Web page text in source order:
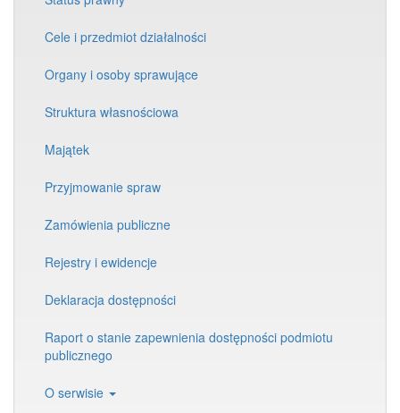
Cele i przedmiot działalności
Organy i osoby sprawujące
Struktura własnościowa
Majątek
Przyjmowanie spraw
Zamówienia publiczne
Rejestry i ewidencje
Deklaracja dostępności
Raport o stanie zapewnienia dostępności podmiotu
publicznego
O serwisie